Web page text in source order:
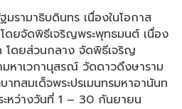
รามาธิบดินทร เนื่องในโอกาส
ดยจัดพิธีเจริญพระพุทธมนต์ เนื่อง
โดยส่วนกลาง จัดพิธีเจริญ
หาเวกานุสรณ์ วัดดาวดึงษาราม
สมเด็จพระปรเมนทรมหาอานันท
ะหว่างวันที่ 1 – 30 กันยายน